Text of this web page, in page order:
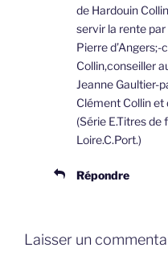
de Hardouin
servir la rente
Pierre
Collin,conseiller
Jeanne Gaultier-
Clément Collin et
(Série E.Titres
Loire.C.Port.)
Répondre
Laisser un